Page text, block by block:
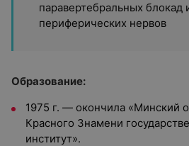
паравертебральных блокад
периферических нервов
Образование:
1975 г. — окончила «Минский
Красного Знамени
институт».